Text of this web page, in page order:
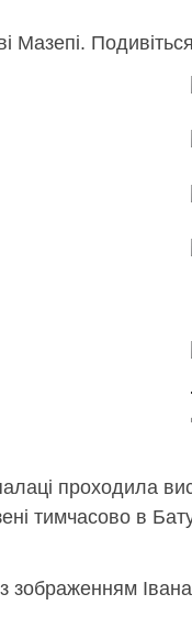
проходила
тимчасово в
зображенням